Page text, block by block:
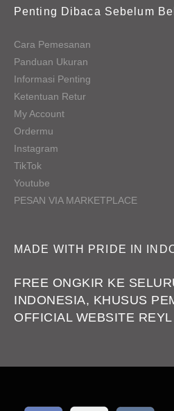
Penting Dibaca Sebelum
Cara Pemesanan
Panduan Ukuran
Informasi Penting
Ketentuan Retur
My Account
Ordermu
Instagram
TikTok
Youtube
PESAN VIA MARKETPLACE
MADE WITH PRIDE IN
FREE ONGKIR KE
INDONESIA, KHUSUS
OFFICIAL WEBSITE REYL